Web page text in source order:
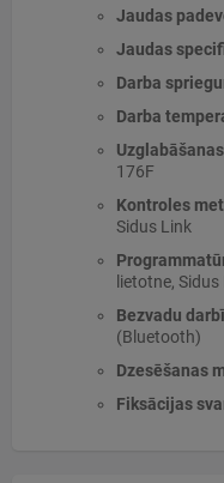
Jaudas
Jaudas
Darba
Darba
176F
Kontroles
Sidus Link
lietotne, Sidus
Bezvadu
(Bluetooth)
Dzesēšanas
Fiksācijas